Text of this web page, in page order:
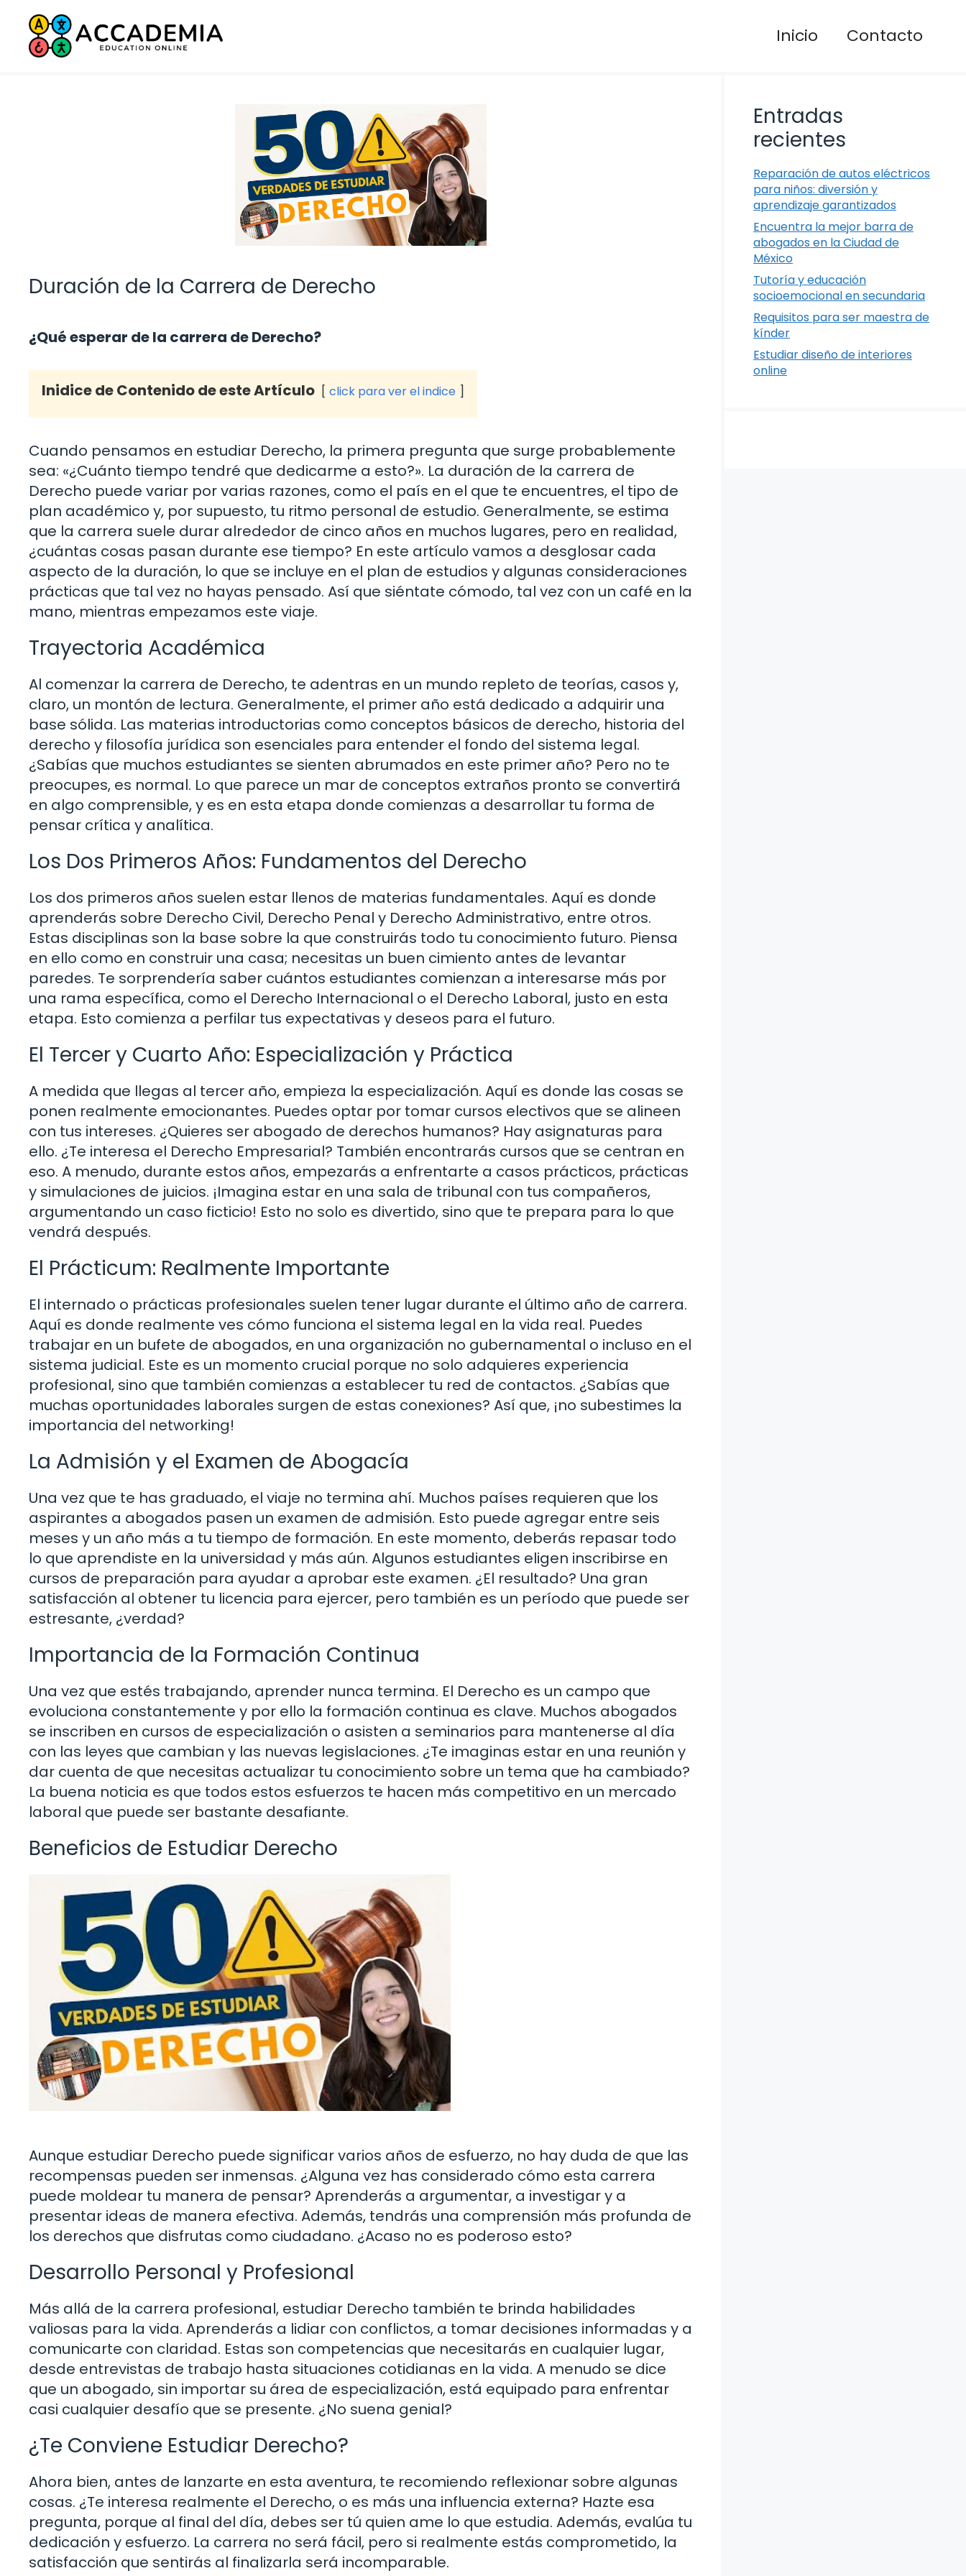
Saltar
contenido
Inicio Contacto
Duración de la Carrera de Derecho
¿Qué esperar de la carrera de Derecho?
Inidice de Contenido de este Artículo click para ver el indice
Cuando pensamos en estudiar Derecho, la primera pregunta que surge probablemente
sea: «¿Cuánto tiempo tendré que dedicarme a esto?». La duración de la carrera de
Derecho puede variar por varias razones, como el país en el que te encuentres, el tipo de
plan académico y, por supuesto, tu ritmo personal de estudio. Generalmente, se estima
que la carrera suele durar alrededor de cinco años en muchos lugares, pero en realidad,
¿cuántas cosas pasan durante ese tiempo? En este artículo vamos a desglosar cada
aspecto de la duración, lo que se incluye en el plan de estudios y algunas consideraciones
prácticas que tal vez no hayas pensado. Así que siéntate cómodo, tal vez con un café en la
mano, mientras empezamos este viaje.
Trayectoria Académica
Al comenzar la carrera de Derecho, te adentras en un mundo repleto de teorías, casos y,
claro, un montón de lectura. Generalmente, el primer año está dedicado a adquirir una
base sólida. Las materias introductorias como conceptos básicos de derecho, historia del
derecho y filosofía jurídica son esenciales para entender el fondo del sistema legal.
¿Sabías que muchos estudiantes se sienten abrumados en este primer año? Pero no te
preocupes, es normal. Lo que parece un mar de conceptos extraños pronto se convertirá
en algo comprensible, y es en esta etapa donde comienzas a desarrollar tu forma de
pensar crítica y analítica.
Los Dos Primeros Años: Fundamentos del Derecho
Los dos primeros años suelen estar llenos de materias fundamentales. Aquí es donde
aprenderás sobre Derecho Civil, Derecho Penal y Derecho Administrativo, entre otros.
Estas disciplinas son la base sobre la que construirás todo tu conocimiento futuro. Piensa
en ello como en construir una casa; necesitas un buen cimiento antes de levantar
paredes. Te sorprendería saber cuántos estudiantes comienzan a interesarse más por
una rama específica, como el Derecho Internacional o el Derecho Laboral, justo en esta
etapa. Esto comienza a perfilar tus expectativas y deseos para el futuro.
El Tercer y Cuarto Año: Especialización y Práctica
A medida que llegas al tercer año, empieza la especialización. Aquí es donde las cosas se
ponen realmente emocionantes. Puedes optar por tomar cursos electivos que se alineen
con tus intereses. ¿Quieres ser abogado de derechos humanos? Hay asignaturas para
ello. ¿Te interesa el Derecho Empresarial? También encontrarás cursos que se centran en
eso. A menudo, durante estos años, empezarás a enfrentarte a casos prácticos, prácticas
y simulaciones de juicios. ¡Imagina estar en una sala de tribunal con tus compañeros,
argumentando un caso ficticio! Esto no solo es divertido, sino que te prepara para lo que
vendrá después.
El Prácticum: Realmente Importante
El internado o prácticas profesionales suelen tener lugar durante el último año de carrera.
Aquí es donde realmente ves cómo funciona el sistema legal en la vida real. Puedes
trabajar en un bufete de abogados, en una organización no gubernamental o incluso en el
sistema judicial. Este es un momento crucial porque no solo adquieres experiencia
profesional, sino que también comienzas a establecer tu red de contactos. ¿Sabías que
muchas oportunidades laborales surgen de estas conexiones? Así que, ¡no subestimes la
importancia del networking!
La Admisión y el Examen de Abogacía
Una vez que te has graduado, el viaje no termina ahí. Muchos países requieren que los
aspirantes a abogados pasen un examen de admisión. Esto puede agregar entre seis
meses y un año más a tu tiempo de formación. En este momento, deberás repasar todo
lo que aprendiste en la universidad y más aún. Algunos estudiantes eligen inscribirse en
cursos de preparación para ayudar a aprobar este examen. ¿El resultado? Una gran
satisfacción al obtener tu licencia para ejercer, pero también es un período que puede ser
estresante, ¿verdad?
Importancia de la Formación Continua
Una vez que estés trabajando, aprender nunca termina. El Derecho es un campo que
evoluciona constantemente y por ello la formación continua es clave. Muchos abogados
se inscriben en cursos de especialización o asisten a seminarios para mantenerse al día
con las leyes que cambian y las nuevas legislaciones. ¿Te imaginas estar en una reunión y
dar cuenta de que necesitas actualizar tu conocimiento sobre un tema que ha cambiado?
La buena noticia es que todos estos esfuerzos te hacen más competitivo en un mercado
laboral que puede ser bastante desafiante.
Beneficios de Estudiar Derecho
Aunque estudiar Derecho puede significar varios años de esfuerzo, no hay duda de que las
recompensas pueden ser inmensas. ¿Alguna vez has considerado cómo esta carrera
puede moldear tu manera de pensar? Aprenderás a argumentar, a investigar y a
presentar ideas de manera efectiva. Además, tendrás una comprensión más profunda de
los derechos que disfrutas como ciudadano. ¿Acaso no es poderoso esto?
Desarrollo Personal y Profesional
Más allá de la carrera profesional, estudiar Derecho también te brinda habilidades
valiosas para la vida. Aprenderás a lidiar con conflictos, a tomar decisiones informadas y a
comunicarte con claridad. Estas son competencias que necesitarás en cualquier lugar,
desde entrevistas de trabajo hasta situaciones cotidianas en la vida. A menudo se dice
que un abogado, sin importar su área de especialización, está equipado para enfrentar
casi cualquier desafío que se presente. ¿No suena genial?
¿Te Conviene Estudiar Derecho?
Ahora bien, antes de lanzarte en esta aventura, te recomiendo reflexionar sobre algunas
cosas. ¿Te interesa realmente el Derecho, o es más una influencia externa? Hazte esa
pregunta, porque al final del día, debes ser tú quien ame lo que estudia. Además, evalúa tu
dedicación y esfuerzo. La carrera no será fácil, pero si realmente estás comprometido, la
satisfacción que sentirás al finalizarla será incomparable.
Entradas
recientes
Reparación de autos eléctricos
para niños: diversión y
aprendizaje garantizados
Encuentra la mejor barra de
abogados en la Ciudad de
México
Tutoría y educación
socioemocional en secundaria
Requisitos para ser maestra de
kínder
Estudiar diseño de interiores
online